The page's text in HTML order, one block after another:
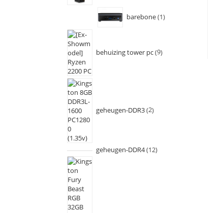
barebone 1
behuizing tower pc 9
geheugen-DDR3 2
geheugen-DDR4 12